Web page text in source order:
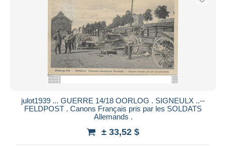
julot1939 ... GUERRE 14/18 OORLOG . SIGNEULX ..--
FELDPOST . Canons Français pris par les SOLDATS
Allemands .
± 33,52 $